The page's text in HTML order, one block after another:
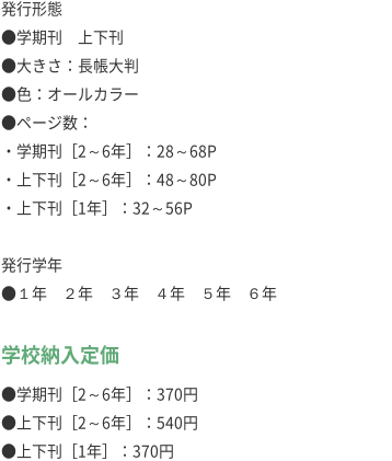
発行形態
●学期刊 上下刊
●大きさ：長帳大判
●色：オールカラー
●ページ数：
・学期刊［2～6年］：28～68P
・上下刊［2～6年］：48～80P
・上下刊［1年］：32～56P
発行学年
●１年 ２年 ３年 ４年 ５年 ６年
学校納入定価
●学期刊［2～6年］：370円
●上下刊［2～6年］：540円
●上下刊［1年］：370円